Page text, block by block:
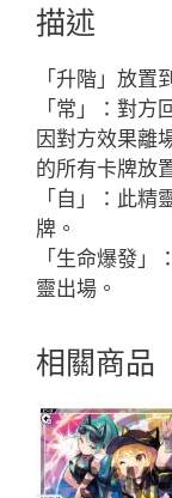
「藍
色
精
靈
SR
奏
羅：
原
子
LV3
階
LB」
數
量
描述
「升階」放置
「常」：對
因對方效果離
的所有卡牌放
「自」：此
牌。
「生命爆發
靈出場。
相關商品